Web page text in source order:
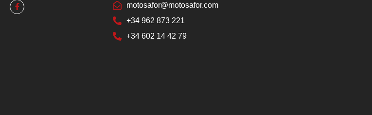
motosafor@motosafor.com
+34 962 873 221
+34 602 14 42 79